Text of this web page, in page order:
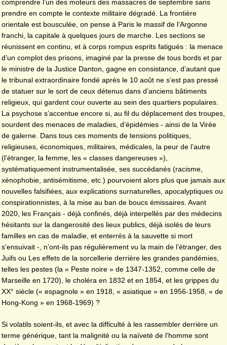
comprendre l’un des moteurs des massacres de septembre sans
prendre en compte le contexte militaire dégradé. La frontière
orientale est bousculée, on pense à Paris le massif de l’Argonne
franchi, la capitale à quelques jours de marche. Les sections se
réunissent en continu, et à corps rompus esprits fatigués : la menace
d’un complot des prisons, imaginé par la presse de tous bords et par
le ministre de la Justice Danton, gagne en consistance, d’autant que
le tribunal extraordinaire fondé après le 10 août ne s’est pas pressé
de statuer sur le sort de ceux détenus dans d’anciens bâtiments
religieux, qui gardent cour ouverte au sein des quartiers populaires.
La psychose s’accentue encore si, au fil du déplacement des troupes,
sourdent des menaces de maladies, d’épidémies - ainsi de la Virée
de galerne. Dans tous ces moments de tensions politiques,
religieuses, économiques, militaires, médicales, la peur de l’autre
(l’étranger, la femme, les « classes dangereuses »),
systématiquement instrumentalisée, ses succédanés (racisme,
xénophobie, antisémitisme, etc.) pourvoient alors plus que jamais aux
nouvelles falsifiées, aux explications surnaturelles, apocalyptiques ou
conspirationnistes, à la mise au ban de boucs émissaires. Avant
2020, les Français - déjà confinés, déjà interpellés par des médecins
hésitants sur la dangerosité des lieux publics, déjà isolés de leurs
familles en cas de maladie, et enterrés à la sauvette si mort
s’ensuivait -, n’ont-ils pas régulièrement vu la main de l’étranger, des
Juifs ou Les effets de la sorcellerie derrière les grandes pandémies,
telles les pestes (la « Peste noire » de 1347-1352, comme celle de
Marseille en 1720), le choléra en 1832 et en 1854, et les grippes du
XX° siècle (« espagnole » en 1918, « asiatique » en 1956-1958, « de
Hong-Kong » en 1968-1969) ?
Si volatils soient-ils, et avec la difficulté à les rassembler derrière un
terme générique, tant la malignité ou la naïveté de l’homme sont